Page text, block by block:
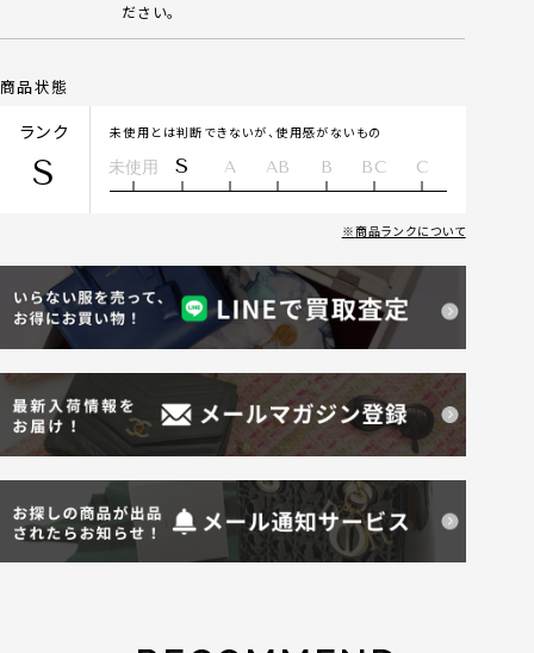
ださい。
商品状態
ランク
S
未使用とは判断できないが、使用感がないもの
未使用 S A AB B BC C
商品ランクについて